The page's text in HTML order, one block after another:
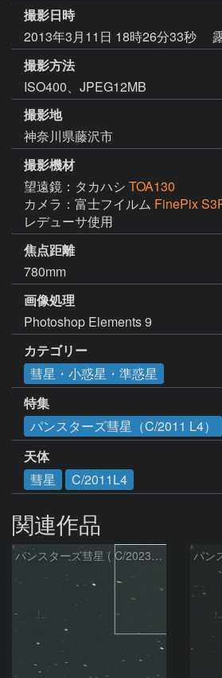
撮影日時
2013年3月11日 18時26分33秒
撮影方法
ISO400、JPEG12MB
撮影地
神奈川県藤沢市
撮影機材
望遠鏡：タカハシ TOA130
カメラ：富士フイルム FinePix
レデューサ使用
焦点距離
780mm
画像処理
Photoshop Elements 9
カテゴリー
彗星・小惑星・準惑星
特集
パンスターズ彗星（C/2011 L4）
天体
彗星
C/2011L4
関連作品
パンスターズ彗星 ( C/2023R1 )：2026/07/09